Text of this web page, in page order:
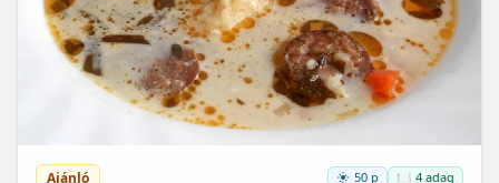
Ajánló 50 p 🍽️ 4 adag